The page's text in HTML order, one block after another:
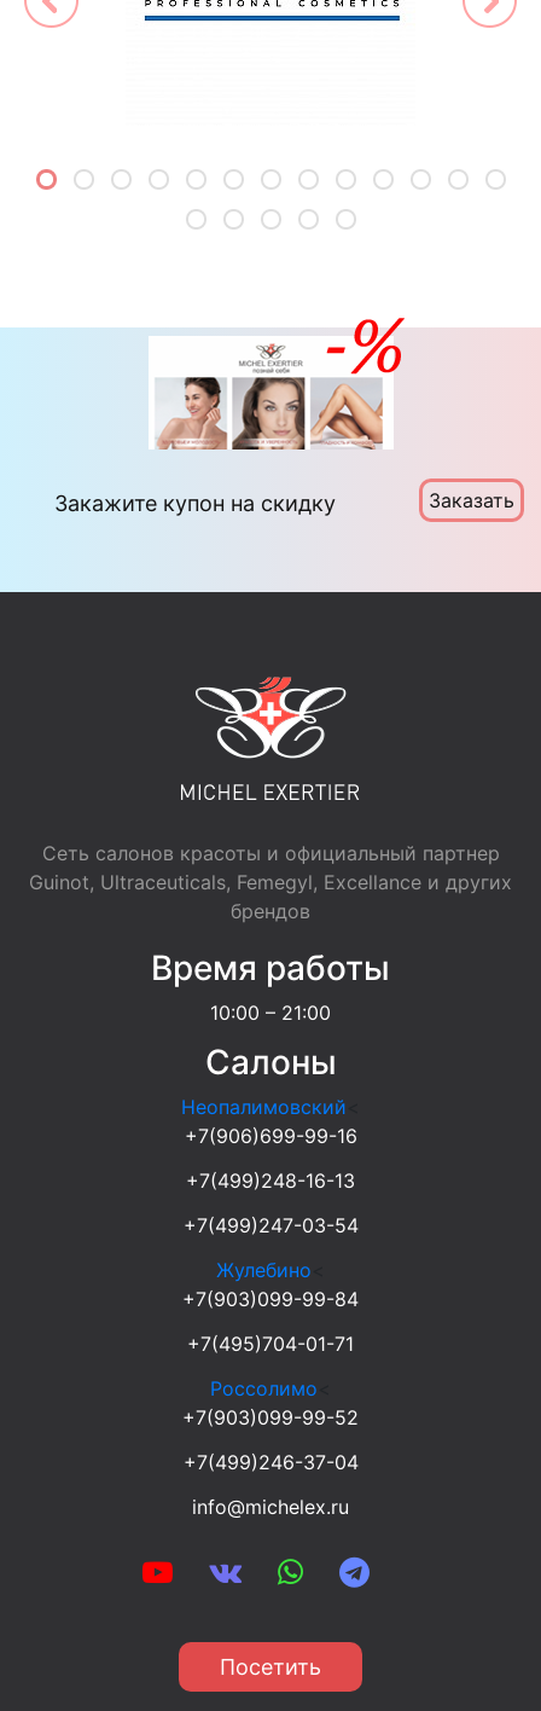
Закажите купон на скидку Заказать
Сеть салонов красоты и официальный партнер
Guinot, Ultraceuticals, Femegyl, Excellance и других
брендов
Время работы
10:00 – 21:00
Салоны
Неопалимовский
+7(906)699-99-16
+7(499)248-16-13
+7(499)247-03-54
Жулебино
+7(903)099-99-84
+7(495)704-01-71
Россолимо
+7(903)099-99-52
+7(499)246-37-04
info@michelex.ru
Посетить